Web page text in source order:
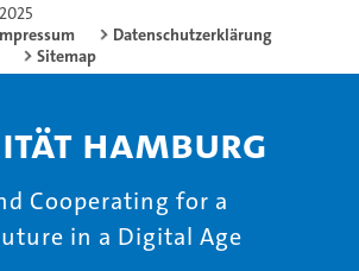
Datenschutzerklärung
Sitemap
Hamburg
Cooperating for a
in a Digital Age